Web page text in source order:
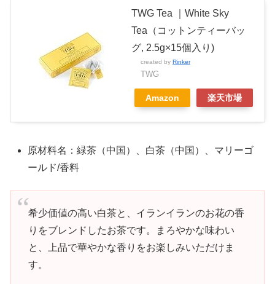
TWG Tea ｜White Sky
Tea（コットンティーバッ
グ, 2.5g×15個入り)
created by Rinker
TWG
Amazon 楽天市場
原材料名：緑茶（中国）、白茶（中国）、マリーゴ
ールド/香料
希少価値の高い白茶と、イランイランのお花の香
りをブレンドしたお茶です。まろやかな味わい
と、上品で華やかな香りをお楽しみいただけま
す。